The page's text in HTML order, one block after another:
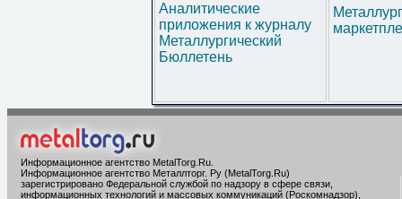
Аналитические
приложения к журналу
Металлургический
Бюллетень
Информационное агентство MetalTorg.Ru
Информационное агентство Металлторг. Ру (MetalTorg.Ru)
зарегистрировано Федеральной службой по надзору в сфере связи,
информационных технологий и массовых коммуникаций (Роскомнадзор),